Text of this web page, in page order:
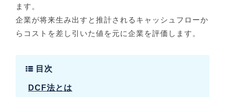
ます。
企業が将来生み出すと推計されるキャッシュフローか
らコストを差し引いた値を元に企業を評価します。
目次
DCF法とは